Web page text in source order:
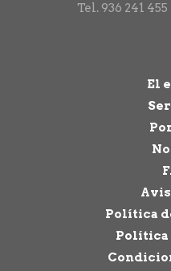
Tel. 936 241 455
El
Política
Política